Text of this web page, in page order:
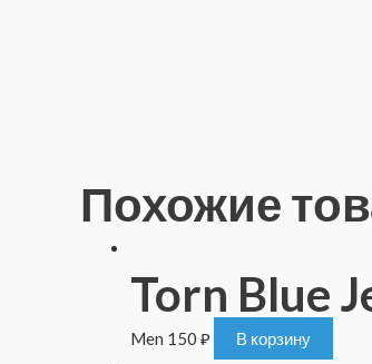
Похожие
Torn Blue
Men 150 ₽ В корзину